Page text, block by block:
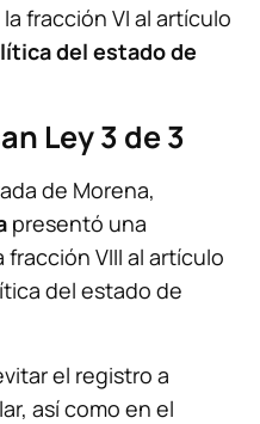
fracción VI al artículo
del estado de
Ley 3 de 3
de Morena,
presentó una
VIII al artículo
del estado de
el registro a
así como en el